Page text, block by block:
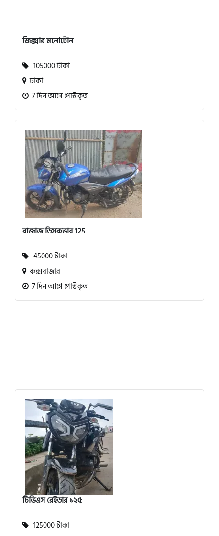
জিক্সার মনোটোন
105000 টাকা
ঢাকা
7 দিন আগে পোস্টকৃত
বাজাজ ডিসকভার 125
45000 টাকা
কক্সবাজার
7 দিন আগে পোস্টকৃত
টিভিএস রেইডার ১২৫
125000 টাকা